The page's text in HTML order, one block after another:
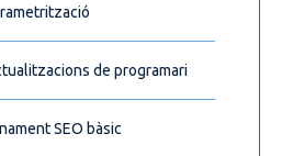
de programari
SEO bàsic